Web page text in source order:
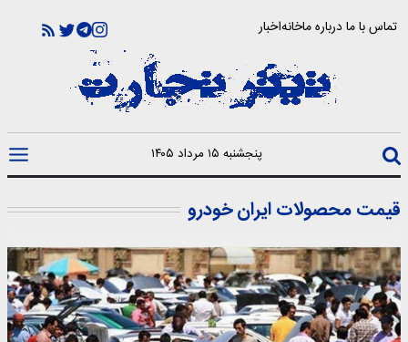
تماس با مادرباره ماخانهاخبار
پنجشنبه ۱۵ مرداد ۱۴۰۵
قیمت محصولات ایران خودرو